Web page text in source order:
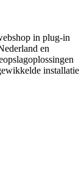
in plug-in
en
installatie